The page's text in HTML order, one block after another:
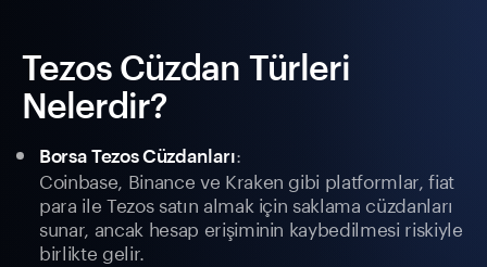
Tezos Cüzdan Türleri
Nelerdir?
Borsa Tezos Cüzdanları:
Coinbase, Binance ve Kraken gibi platformlar, fiat
para ile Tezos satın almak için saklama cüzdanları
sunar, ancak hesap erişiminin kaybedilmesi riskiyle
birlikte gelir.